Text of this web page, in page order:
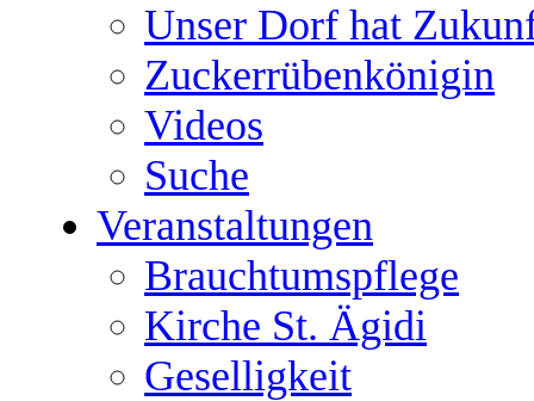
Unser Dorf hat
Zuckerrübenkönigin
Videos
Suche
Veranstaltungen
Brauchtumspflege
Kirche St. Ägidi
Geselligkeit